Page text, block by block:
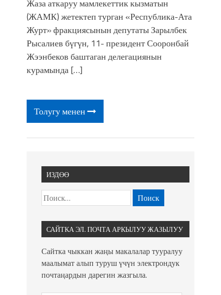
Park'ка 30 миң адам чогулду
Жаза аткаруу мамлекеттик кызматын
(ЖАМК) жетектеп турган «Республика-Ата
Журт» фракциясынын депутаты Зарылбек
Рысалиев бүгүн, 11- президент Сооронбай
Жээнбеков баштаган делегациянын
курамында […]
Толугу менен
ИЗДӨӨ
САЙТКА ЭЛ. ПОЧТА АРКЫЛУУ ЖАЗЫЛУУ
Сайтка чыккан жаңы макалалар тууралуу
маалымат алып туруш үчүн электрондук
почтаңардын дарегин жазгыла.